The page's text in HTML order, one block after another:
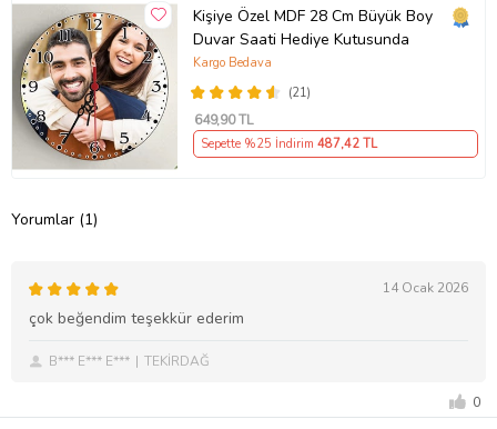
Kişiye Özel MDF 28 Cm Büyük Boy
Duvar Saati Hediye Kutusunda
(21)
Kargo Bedava
649,90 TL
Sepette %25 İndirim 487,42 TL
Yorumlar (1)
14 Ocak 2026
çok beğendim teşekkür ederim
B*** E*** E*** TEKİRDAĞ
0